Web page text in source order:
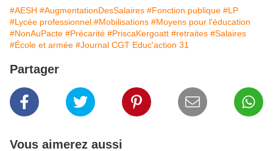
#AESH #AugmentationDesSalaires #Fonction publique #LP
#Lycée professionnel #Mobilisations #Moyens pour l'éducation
#NonAuPacte #Précarité #PriscaKergoatt #retraites #Salaires
#École et armée #Journal CGT Educ'action 31
Partager
Vous aimerez aussi